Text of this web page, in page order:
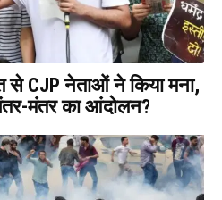
से CJP नेताओं ने किया मना,
मंतर का आंदोलन?